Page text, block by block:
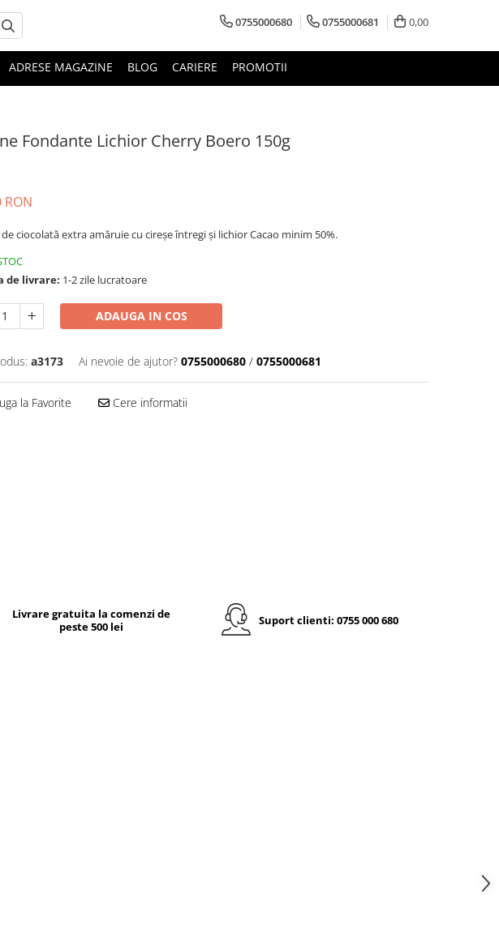
0755000680 0755000681 0,00
ADRESE MAGAZINE BLOG CARIERE PROMOTII
Fondante Lichior Cherry Boero 150g
RON
ciocolată extra amăruie cu cireșe întregi și lichior Cacao minim 50%.
de livrare: 1-2 zile lucratoare
ADAUGA IN COS
a3173 Ai nevoie de ajutor? 0755000680 / 0755000681
la Favorite Cere informatii
Livrare gratuita la comenzi de
peste 500 lei
Suport clienti: 0755 000 680